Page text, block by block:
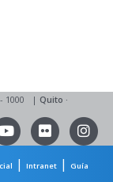
1000 | Quito ·
| Intranet|
Guía